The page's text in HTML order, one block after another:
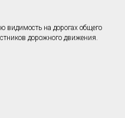
видимость на дорогах общего
дорожного движения.